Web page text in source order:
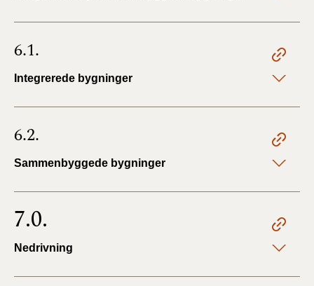
6.1.
Integrerede bygninger
6.2.
Sammenbyggede bygninger
7.0.
Nedrivning